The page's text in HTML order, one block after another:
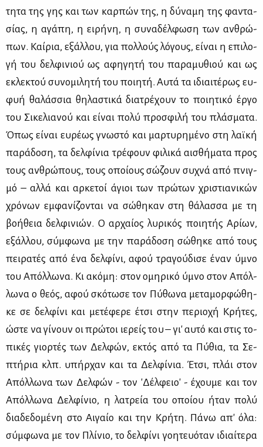
τη­τα της γης και των καρ­πών της, η δύ­να­μη της φα­ντα­
σί­ας, η αγά­πη, η ει­ρή­νη, η συ­να­δέλ­φω­ση των αν­θρώ­
πων. Καί­ρια, εξάλ­λου, για πολ­λούς λό­γους, εί­ναι η επι­λο­
γή του δελ­φι­νιού ως αφη­γη­τή του πα­ρα­μυ­θιού και ως
εκλε­κτού συ­νο­μι­λη­τή του ποι­η­τή. Αυ­τά τα ιδιαι­τέ­ρως ευ­
φυή θα­λάσ­σια θη­λα­στι­κά δια­τρέ­χουν το ποι­η­τι­κό έρ­γο
του Σι­κε­λια­νού και εί­ναι πο­λύ προ­σφι­λή του πλά­σμα­τα.
Όπως εί­ναι ευ­ρέ­ως γνω­στό και μαρ­τυ­ρη­μέ­νο στη λαϊ­κή
πα­ρά­δο­ση, τα δελ­φί­νια τρέ­φουν φι­λι­κά αι­σθή­μα­τα προς
τους αν­θρώ­πους, τους οποί­ους σώ­ζουν συ­χνά από πνιγ­
μό – αλ­λά και αρ­κε­τοί άγιοι των πρώ­των χρι­στια­νι­κών
χρό­νων εμ­φα­νί­ζο­νται να σώ­θη­καν στη θά­λασ­σα με τη
βο­ή­θεια δελ­φι­νιών. Ο αρ­χαί­ος λυ­ρι­κός ποι­η­τής Αρί­ων,
εξάλ­λου, σύμ­φω­να με την πα­ρά­δο­ση σώ­θη­κε από τους
πει­ρα­τές από ένα δελ­φί­νι, αφού τρα­γού­δι­σε έναν ύμνο
του Απόλ­λω­να. Κι ακό­μη: στον ομη­ρι­κό ύμνο στον Απόλ­
λω­να ο θε­ός, αφού σκό­τω­σε τον Πύ­θω­να με­τα­μορ­φώ­θη­
κε σε δελ­φί­νι και με­τέ­φε­ρε έτσι στην πε­ριο­χή Κρή­τες,
ώστε να γί­νουν οι πρώ­τοι ιε­ρείς του – γι' αυ­τό και στις το­
πι­κές γιορ­τές των Δελ­φών, εκτός από τα Πύ­θια, τα Σε­
πτή­ρια κλπ. υπήρ­χαν και τα Δελ­φί­νια. Έτσι, πλάι στον
Απόλ­λω­να των Δελ­φών - τον 'Δέλ­φειο' - έχου­με και τον
Απόλ­λω­να Δελ­φί­νιο, η λα­τρεία του οποί­ου ήταν πο­λύ
δια­δε­δο­μέ­νη στο Αι­γαίο και την Κρή­τη. Πά­νω απ' όλα:
σύμ­φω­να με τον Πλί­νιο, το δελ­φί­νι γοη­τευό­ταν ιδιαί­τε­ρα